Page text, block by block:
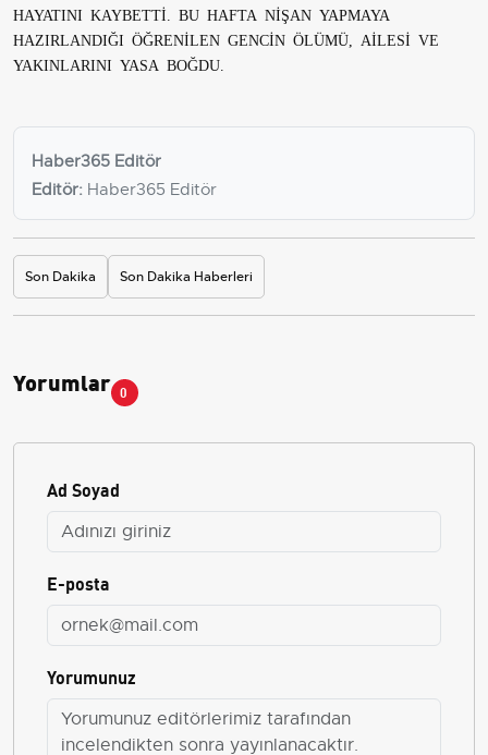
HAYATINI KAYBETTİ. BU HAFTA NİŞAN YAPMAYA
HAZIRLANDIĞI ÖĞRENİLEN GENCİN ÖLÜMÜ, AİLESİ VE
YAKINLARINI YASA BOĞDU.
Haber365 Editör
Editör: Haber365 Editör
Son Dakika Son Dakika Haberleri
Yorumlar 0
Ad Soyad
E-posta
Yorumunuz